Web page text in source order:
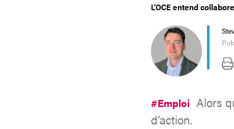
L’OCE entend
#Emploi Alors
d’action.